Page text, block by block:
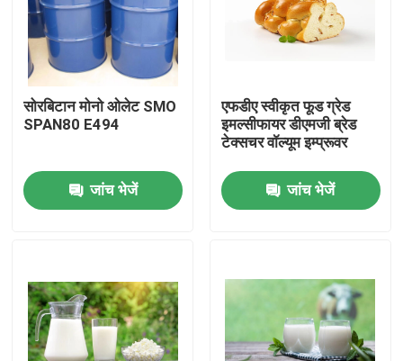
वीडियो
सोरबिटान मोनो ओलेट SMO
SPAN80 E494
जांच भेजें
एफडीए स्वीकृत फूड ग्रेड
इमल्सीफायर डीएमजी ब्रेड
टेक्सचर वॉल्यूम इम्प्रूवर
जांच भेजें